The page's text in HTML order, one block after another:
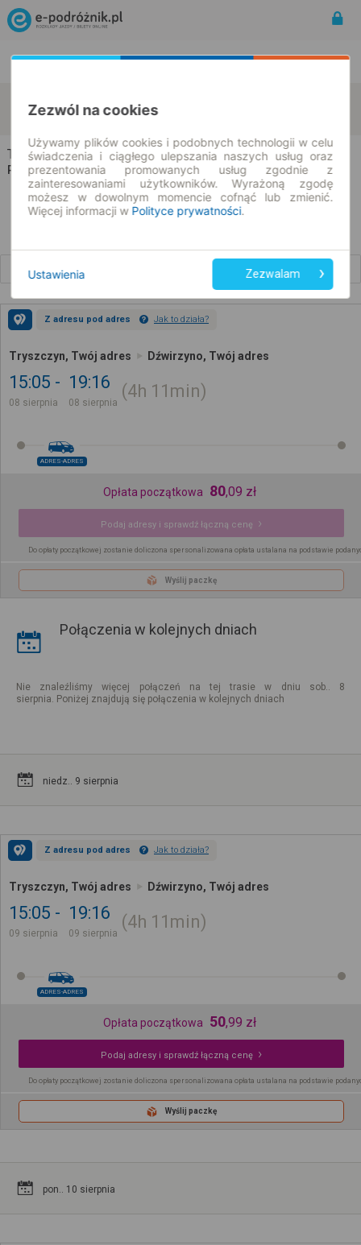
08.08.2026 | -- : --
Tryszczyn → Dźwirzyno
Rozkład jazdy i bilety
Z adresu pod adres Jak to działa?
Tryszczyn, Twój adres Dźwirzyno, Twój adres
15:05
08 sierpnia
19:16
08 sierpnia
4h 11min
ADRES-ADRES
Opłata początkowa 80,09 zł
Podaj adresy i sprawdź łączną cenę
Do opłaty początkowej zostanie doliczona spersonalizowana opłata ustalana na podstawie
Wyślij paczkę
Połączenia w kolejnych dniach
Nie znaleźliśmy więcej połączeń na tej trasie w dniu sob.. 8
sierpnia. Poniżej znajdują się połączenia w kolejnych dniach
niedz.. 9 sierpnia
Z adresu pod adres Jak to działa?
Tryszczyn, Twój adres Dźwirzyno, Twój adres
15:05
09 sierpnia
19:16
09 sierpnia
4h 11min
ADRES-ADRES
Opłata początkowa 50,99 zł
Podaj adresy i sprawdź łączną cenę
Do opłaty początkowej zostanie doliczona spersonalizowana opłata ustalana na podstawie
Wyślij paczkę
pon.. 10 sierpnia
Zezwól na cookies
Używamy plików cookies i podobnych technologii w celu
świadczenia i ciągłego ulepszania naszych usług oraz
prezentowania promowanych usług zgodnie z
zainteresowaniami użytkowników. Wyrażoną zgodę
możesz w dowolnym momencie cofnąć lub zmienić.
Więcej informacji w Polityce prywatności.
Ustawienia Zezwalam